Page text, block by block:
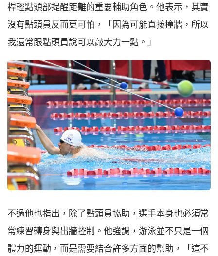
桿輕點頭部提醒距離的重要輔助角色。他表示，其實
沒有點頭員反而更可怕，「因為可能直接撞牆，所以
我還常跟點頭員說可以敲大力一點。」
不過他也指出，除了點頭員協助，選手本身也必須常
常練習轉身與出牆控制。他強調，游泳並不只是一個
體力的運動，而是需要結合許多方面的幫助，「這不